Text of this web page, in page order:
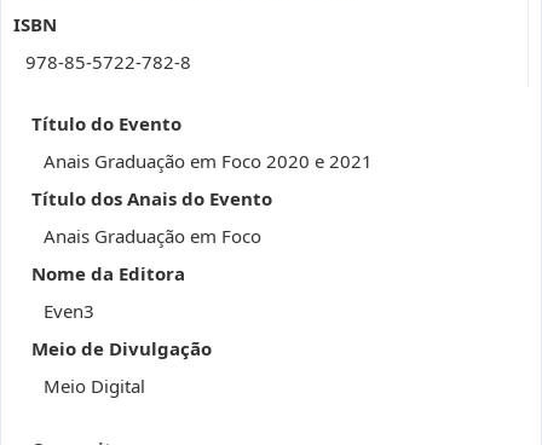
ISBN
978-85-5722-782-8
Título do Evento
Anais Graduação em Foco 2020 e 2021
Título dos Anais do Evento
Anais Graduação em Foco
Nome da Editora
Even3
Meio de Divulgação
Meio Digital